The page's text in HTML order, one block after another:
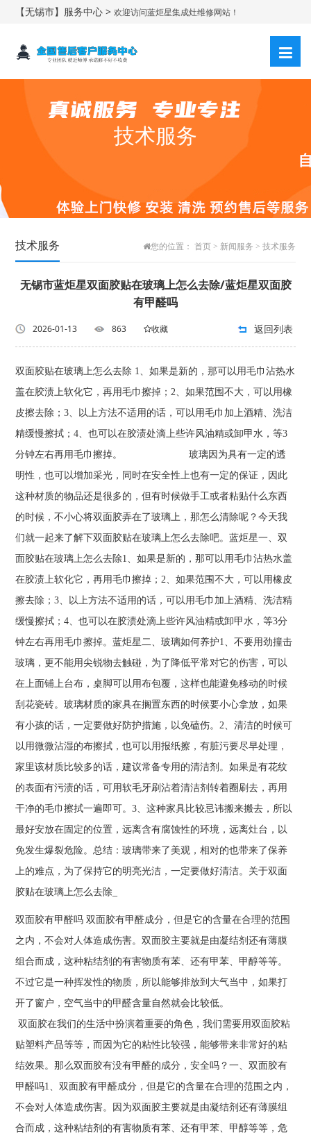
【无锡市】服务中心 >欢迎访问蓝炬星集成灶维修网站！
技术服务
技术服务 您的位置： 首页> 新闻服务 > 技术服务
无锡市蓝炬星双面胶贴在玻璃上怎么去除/蓝炬星双面胶
有甲醛吗
2026-01-13 863 收藏 返回列表
双面胶贴在玻璃上怎么去除 1、如果是新的，那可以用毛巾沾热水
盖在胶渍上软化它，再用毛巾擦掉；2、如果范围不大，可以用橡
皮擦去除；3、以上方法不适用的话，可以用毛巾加上酒精、洗洁
精缓慢擦拭；4、也可以在胶渍处滴上些许风油精或卸甲水，等3
分钟左右再用毛巾擦掉。 玻璃因为具有一定的透
明性，也可以增加采光，同时在安全性上也有一定的保证，因此
这种材质的物品还是很多的，但有时候做手工或者粘贴什么东西
的时候，不小心将双面胶弄在了玻璃上，那怎么清除呢？今天我
们就一起来了解下双面胶贴在玻璃上怎么去除吧。蓝炬星一、双
面胶贴在玻璃上怎么去除1、如果是新的，那可以用毛巾沾热水盖
在胶渍上软化它，再用毛巾擦掉；2、如果范围不大，可以用橡皮
擦去除；3、以上方法不适用的话，可以用毛巾加上酒精、洗洁精
缓慢擦拭；4、也可以在胶渍处滴上些许风油精或卸甲水，等3分
钟左右再用毛巾擦掉。蓝炬星二、玻璃如何养护1、不要用劲撞击
玻璃，更不能用尖锐物去触碰，为了降低平常对它的伤害，可以
在上面铺上台布，桌脚可以用布包覆，这样也能避免移动的时候
刮花瓷砖。玻璃材质的家具在搁置东西的时候要小心拿放，如果
有小孩的话，一定要做好防护措施，以免磕伤。2、清洁的时候可
以用微微沾湿的布擦拭，也可以用报纸擦，有脏污要尽早处理，
家里该材质比较多的话，建议常备专用的清洁剂。如果是有花纹
的表面有污渍的话，可用软毛牙刷沾着清洁剂转着圈刷去，再用
干净的毛巾擦拭一遍即可。3、这种家具比较忌讳搬来搬去，所以
最好安放在固定的位置，远离含有腐蚀性的环境，远离灶台，以
免发生爆裂危险。总结：玻璃带来了美观，相对的也带来了保养
上的难点，为了保持它的明亮光洁，一定要做好清洁。关于双面
胶贴在玻璃上怎么去除_
双面胶有甲醛吗 双面胶有甲醛成分，但是它的含量在合理的范围
之内，不会对人体造成伤害。双面胶主要就是由凝结剂还有薄膜
组合而成，这种粘结剂的有害物质有苯、还有甲苯、甲醇等等。
不过它是一种挥发性的物质，所以能够排放到大气当中，如果打
开了窗户，空气当中的甲醛含量自然就会比较低。
双面胶在我们的生活中扮演着重要的角色，我们需要用双面胶粘
贴塑料产品等等，而因为它的粘性比较强，能够带来非常好的粘
结效果。那么双面胶有没有甲醛的成分，安全吗？一、双面胶有
甲醛吗1、双面胶有甲醛成分，但是它的含量在合理的范围之内，
不会对人体造成伤害。因为双面胶主要就是由凝结剂还有薄膜组
合而成，这种粘结剂的有害物质有苯、还有甲苯、甲醇等等，危